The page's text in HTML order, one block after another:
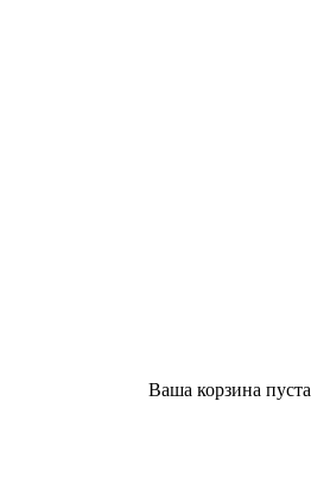
Ваша корзина пуста